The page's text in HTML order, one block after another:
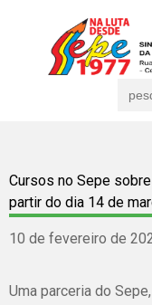
for:
Cursos no Sepe
partir do dia 14 de
10 de fevereiro de
Uma parceria do